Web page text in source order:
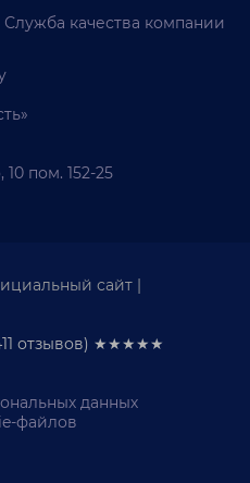
Служба качества компании
10 пом. 152-25
сайт |
отзывов) ★★★★★
данных
файлов